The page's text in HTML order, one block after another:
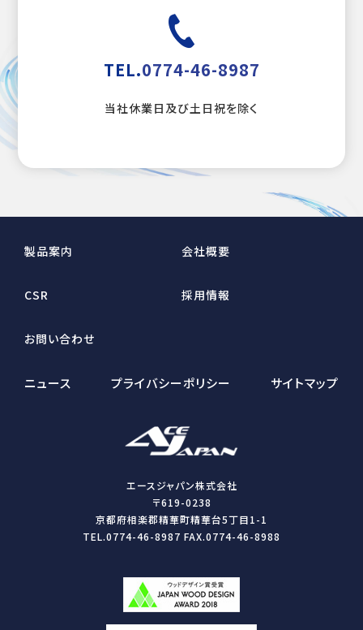
TEL.0774-46-8987
当社休業日及び土日祝を除く
製品案内 会社概要
CSR 採用情報
お問い合わせ
ニュース プライバシーポリシー サイトマップ
エースジャパン株式会社
〒619-0238
京都府相楽郡精華町精華台5丁目1-1
TEL.0774-46-8987 FAX.0774-46-8988